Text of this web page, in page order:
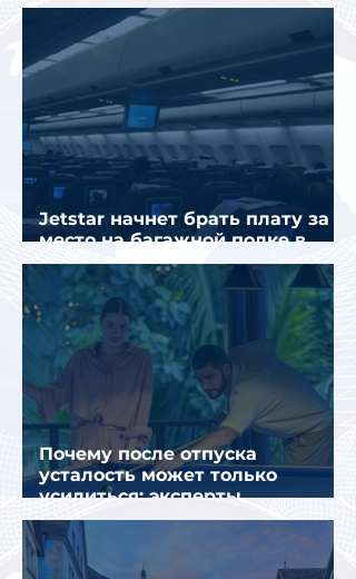
отключать
Jetstar начнет брать плату за
место на багажной полке в
салоне самолета
Почему после отпуска
усталость может только
усилиться: эксперты
объяснили причины